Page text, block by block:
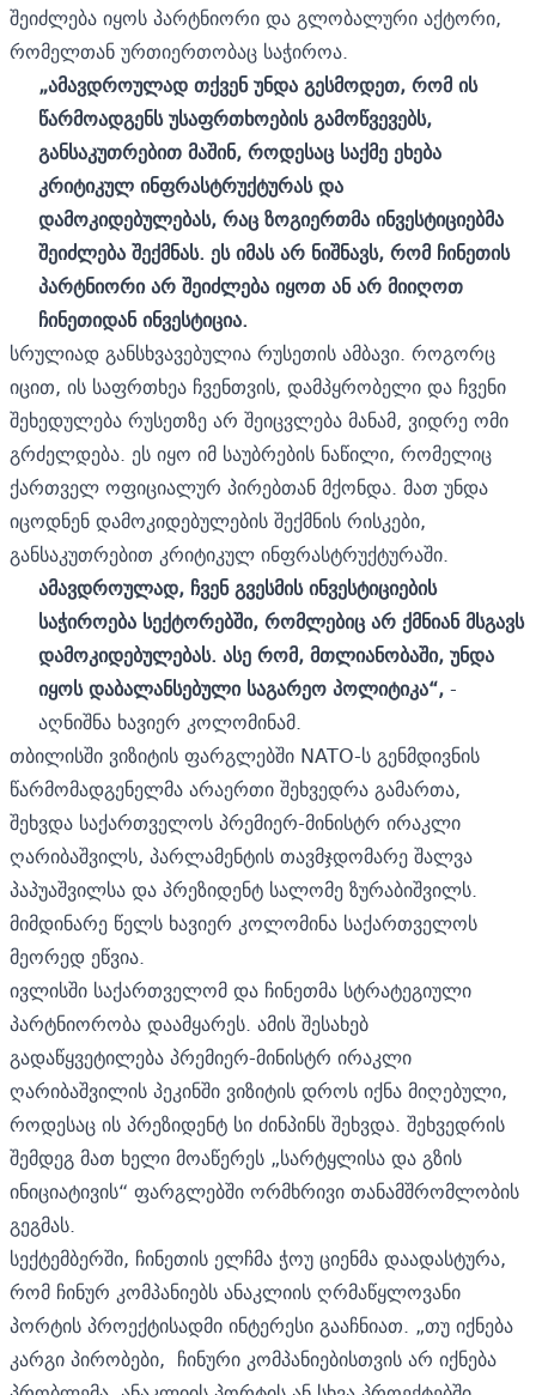
შეიძლება იყოს პარტნიორი და გლობალური აქტორი,
რომელთან ურთიერთობაც საჭიროა.
„ამავდროულად თქვენ უნდა გესმოდეთ, რომ ის
წარმოადგენს უსაფრთხოების გამოწვევებს,
განსაკუთრებით მაშინ, როდესაც საქმე ეხება
კრიტიკულ ინფრასტრუქტურას და
დამოკიდებულებას, რაც ზოგიერთმა ინვესტიციებმა
შეიძლება შექმნას. ეს იმას არ ნიშნავს, რომ ჩინეთის
პარტნიორი არ შეიძლება იყოთ ან არ მიიღოთ
ჩინეთიდან ინვესტიცია.
სრულიად განსხვავებულია რუსეთის ამბავი. როგორც
იცით, ის საფრთხეა ჩვენთვის, დამპყრობელი და ჩვენი
შეხედულება რუსეთზე არ შეიცვლება მანამ, ვიდრე ომი
გრძელდება. ეს იყო იმ საუბრების ნაწილი, რომელიც
ქართველ ოფიციალურ პირებთან მქონდა. მათ უნდა
იცოდნენ დამოკიდებულების შექმნის რისკები,
განსაკუთრებით კრიტიკულ ინფრასტრუქტურაში.
ამავდროულად, ჩვენ გვესმის ინვესტიციების
საჭიროება სექტორებში, რომლებიც არ ქმნიან მსგავს
დამოკიდებულებას. ასე რომ, მთლიანობაში, უნდა
იყოს დაბალანსებული საგარეო პოლიტიკა“,-
აღნიშნა ხავიერ კოლომინამ.
თბილისში ვიზიტის ფარგლებში NATO-ს გენმდივნის
წარმომადგენელმა არაერთი შეხვედრა გამართა,
შეხვდა საქართველოს პრემიერ-მინისტრ ირაკლი
ღარიბაშვილს, პარლამენტის თავმჯდომარე შალვა
პაპუაშვილსა და პრეზიდენტ სალომე ზურაბიშვილს.
მიმდინარე წელს ხავიერ კოლომინა საქართველოს
მეორედ ეწვია.
ივლისში საქართველომ და ჩინეთმა სტრატეგიული
პარტნიორობა დაამყარეს. ამის შესახებ
გადაწყვეტილება პრემიერ-მინისტრ ირაკლი
ღარიბაშვილის პეკინში ვიზიტის დროს იქნა მიღებული,
როდესაც ის პრეზიდენტ სი ძინპინს შეხვდა. შეხვედრის
შემდეგ მათ ხელი მოაწერეს „სარტყლისა და გზის
ინიციატივის“ ფარგლებში ორმხრივი თანამშრომლობის
გეგმას.
სექტემბერში, ჩინეთის ელჩმა ჭოუ ციენმა დაადასტურა,
რომ ჩინურ კომპანიებს ანაკლიის ღრმაწყლოვანი
პორტის პროექტისადმი ინტერესი გააჩნიათ. „თუ იქნება
კარგი პირობები, ჩინური კომპანიებისთვის არ იქნება